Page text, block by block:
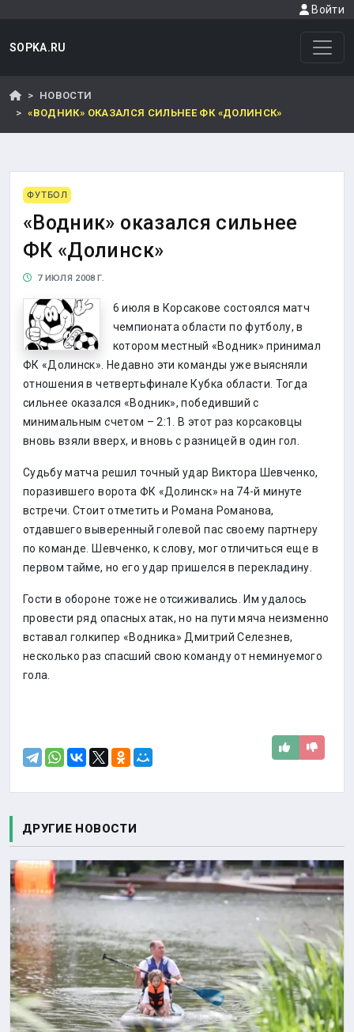
Войти
SOPKA.RU
НОВОСТИ
«ВОДНИК» ОКАЗАЛСЯ СИЛЬНЕЕ ФК «ДОЛИНСК»
ФУТБОЛ
«Водник» оказался сильнее
ФК «Долинск»
7 ИЮЛЯ 2008 Г.
6 июля в Корсакове состоялся матч
чемпионата области по футболу, в
котором местный «Водник» принимал
ФК «Долинск». Недавно эти команды уже выясняли
отношения в четвертьфинале Кубка области. Тогда
сильнее оказался «Водник», победивший с
минимальным счетом – 2:1. В этот раз корсаковцы
вновь взяли вверх, и вновь с разницей в один гол.
Судьбу матча решил точный удар Виктора Шевченко,
поразившего ворота ФК «Долинск» на 74-й минуте
встречи. Стоит отметить и Романа Романова,
отдавшего выверенный голевой пас своему партнеру
по команде. Шевченко, к слову, мог отличиться еще в
первом тайме, но его удар пришелся в перекладину.
Гости в обороне тоже не отсиживались. Им удалось
провести ряд опасных атак, но на пути мяча неизменно
вставал голкипер «Водника» Дмитрий Селезнев,
несколько раз спасший свою команду от неминуемого
гола.
ДРУГИЕ НОВОСТИ